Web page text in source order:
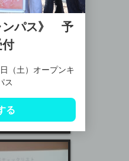
ンパス》 予
（土）オープンキ
ス
る